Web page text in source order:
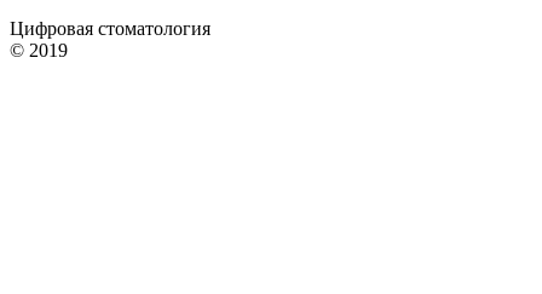
Цифровая стоматология
© 2019